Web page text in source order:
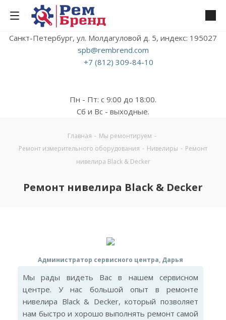
Санкт-Петербург, ул. Молдагуловой д. 5, индекс: 195027
spb@rembrend.com
+7 (812) 309-84-10
Пн - Пт: с 9:00 до 18:00.
Сб и Вс - выходные.
Главная - Мы ремонтируем -
Ремонт измерительного оборудования - Нивелиры - Ремонт
нивелира Black & Decker
Ремонт нивелира Black & Decker
Администратор сервисного центра, Дарья
Мы рады видеть Вас в нашем сервисном
центре. У нас большой опыт в ремонте
нивелира Black & Decker, который позволяет
нам быстро и хорошо выполнять ремонт самой